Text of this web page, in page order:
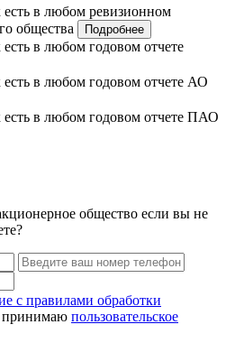
в любом ревизионном
общества
Подробнее
в любом годовом отчете
в любом годовом отчете АО
в любом годовом отчете ПАО
общество если вы не
с правилами обработки
принимаю пользовательское